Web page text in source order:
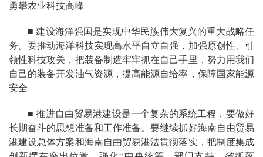
勇攀农业科技高峰
■ 建设海洋强国是实现中华民族伟大复兴的重大战略任
务。要推动海洋科技实现高水平自立自强，加强原创性、引
领性科技攻关，把装备制造牢牢抓在自己手里，努力用我们
自己的装备开发油气资源，提高能源自给率，保障国家能源
安全
■ 推进自由贸易港建设是一个复杂的系统工程，要做好
长期奋斗的思想准备和工作准备。要继续抓好海南自由贸易
港建设总体方案和海南自由贸易港法贯彻落实，把制度集成